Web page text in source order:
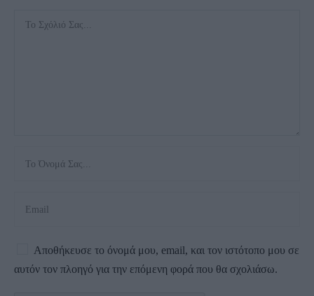
Αποθήκευσε το όνομά μου, email, και τον ιστότοπο μου σε
αυτόν τον πλοηγό για την επόμενη φορά που θα σχολιάσω.